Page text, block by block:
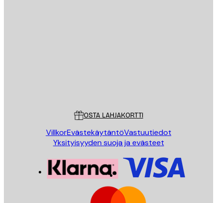
OSTA LAHJAKORTTI
VillkorEvästekäytäntöVastuutiedot
Yksityisyyden suoja ja evästeet